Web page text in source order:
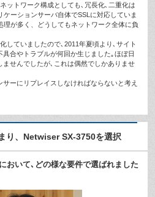
ットワーク構成としても､冗長化､二重化は
ーションサーバ自体でSSLに対応していま
理が多く、どうしてもネットワーク全体に負
していましたので､2011年夏頃より､サイト
合やトラブルが何回か生じました｡ほぼ日
せんでしたが､これは偶然でしかありませ
ーにリプレイスしなければならないと考え
り、Netwiser SX-3750を選択
いて､どの様な要件で選ばれました